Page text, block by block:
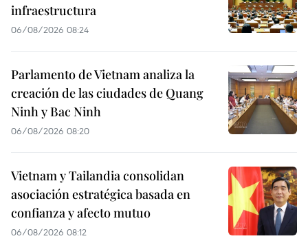
infraestructura
06/08/2026 08:24
Parlamento de Vietnam analiza la
creación de las ciudades de Quang
Ninh y Bac Ninh
06/08/2026 08:20
Vietnam y Tailandia consolidan
asociación estratégica basada en
confianza y afecto mutuo
06/08/2026 08:12